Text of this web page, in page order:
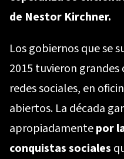
de Nestor Kirchner.
Los gobiernos que se
2015 tuvieron grandes
redes sociales, en
abiertos. La década
apropiadamentepor
conquistas sociales